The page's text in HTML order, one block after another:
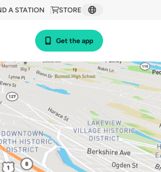
STORE
A STATION
Get the app